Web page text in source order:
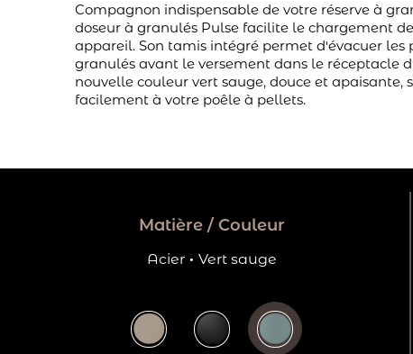
Compagnon indispensable de votre réserve à
doseur à granulés Pulse facilite le chargement
appareil. Son tamis intégré permet d'évacuer les
granulés avant le versement dans le réceptacle
nouvelle couleur vert sauge, douce et apaisante,
facilement à votre poêle à pellets.
Matière / Couleur
Acier ·Vert sauge